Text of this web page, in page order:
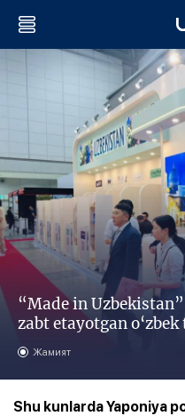
“Made in
zabt etayotgan o‘zbek
Жамият
Shu kunlarda Yaponiya